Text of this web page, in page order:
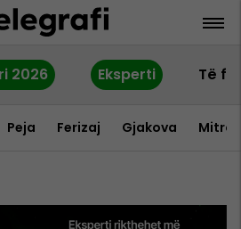
2026 Eksperti Të
Peja Ferizaj Gjakova